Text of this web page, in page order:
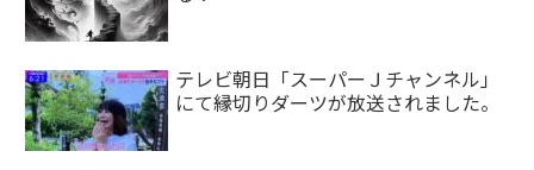
テレビ朝日「スーパーＪチャンネル」
にて縁切りダーツが放送されました。